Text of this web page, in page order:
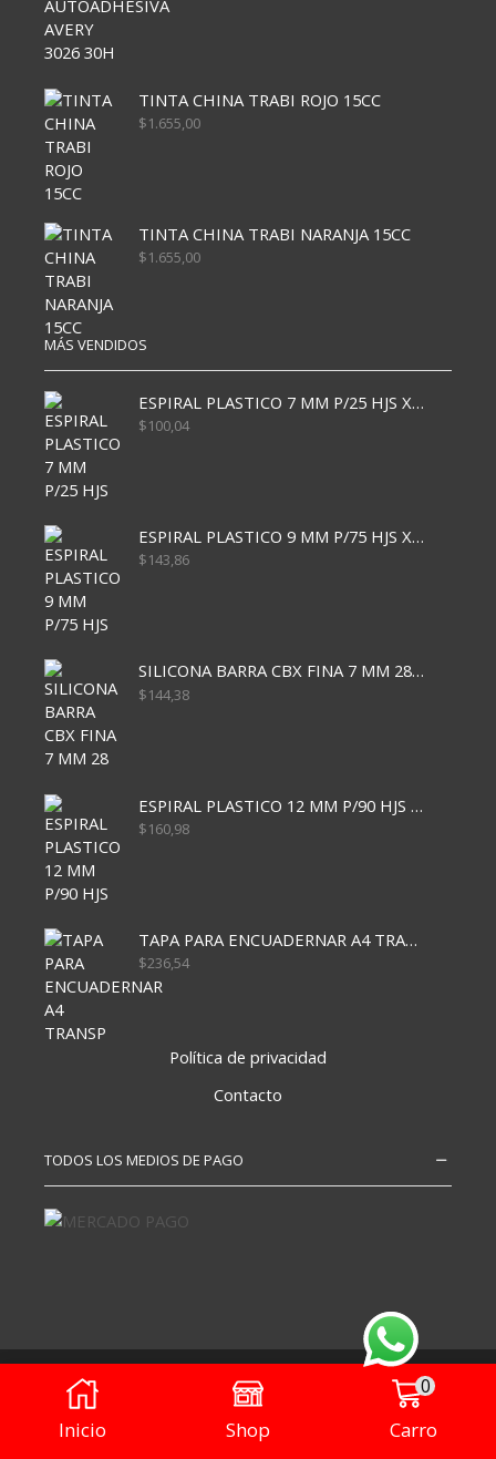
TINTA CHINA TRABI ROJO 15CC
$1.655,00
TINTA CHINA TRABI NARANJA 15CC
$1.655,00
MÁS VENDIDOS
ESPIRAL PLASTICO 7 MM P/25 HJS X50x3000
$100,04
ESPIRAL PLASTICO 9 MM P/75 HJS X50X2400
$143,86
SILICONA BARRA CBX FINA 7 MM 28 CM
$144,38
ESPIRAL PLASTICO 12 MM P/90 HJS X50X1500
$160,98
TAPA PARA ENCUADERNAR A4 TRANSP x50x500
$236,54
Política de privacidad
Contacto
TODOS LOS MEDIOS DE PAGO
Copyright – Todos los derechos reservados
Diseñado porVisión Digital
Inicio Shop
0
Carro